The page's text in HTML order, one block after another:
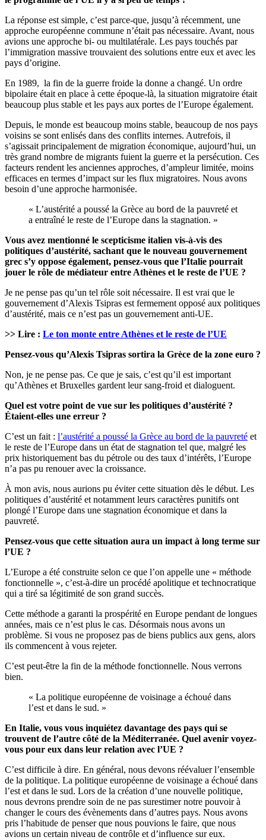
La réponse est simple, c’est parce-que, jusqu’à récemment, une
approche européenne commune n’était pas nécessaire. Avant, nous
avions une approche bi- ou multilatérale. Les pays touchés par
l’immigration massive trouvaient des solutions entre eux et avec les
pays d’origine.
En 1989, la fin de la guerre froide la donne a changé. Un ordre
bipolaire était en place à cette époque-là, la situation migratoire était
beaucoup plus stable et les pays aux portes de l’Europe également.
Depuis, le monde est beaucoup moins stable, beaucoup de nos pays
voisins se sont enlisés dans des conflits internes. Autrefois, il
s’agissait principalement de migration économique, aujourd’hui, un
très grand nombre de migrants fuient la guerre et la persécution. Ces
facteurs rendent les anciennes approches, d’ampleur limitée, moins
efficaces en termes d’impact sur les flux migratoires. Nous avons
besoin d’une approche harmonisée.
« L’austérité a poussé la Grèce au bord de la pauvreté et
a entraîné le reste de l’Europe dans la stagnation. »
Vous avez mentionné le scepticisme italien vis-à-vis des
politiques d’austérité, sachant que le nouveau gouvernement
grec s’y oppose également, pensez-vous que l’Italie pourrait
jouer le rôle de médiateur entre Athènes et le reste de l’UE ?
Je ne pense pas qu’un tel rôle soit nécessaire. Il est vrai que le
gouvernement d’Alexis Tsipras est fermement opposé aux politiques
d’austérité, mais ce n’est pas un gouvernement anti-UE.
>> Lire : Le ton monte entre Athènes et le reste de l’UE
Pensez-vous qu’Alexis Tsipras sortira la Grèce de la zone euro ?
Non, je ne pense pas. Ce que je sais, c’est qu’il est important
qu’Athènes et Bruxelles gardent leur sang-froid et dialoguent.
Quel est votre point de vue sur les politiques d’austérité ?
Étaient-elles une erreur ?
C’est un fait : l’austérité a poussé la Grèce au bord de la pauvreté et
le reste de l’Europe dans un état de stagnation tel que, malgré les
prix historiquement bas du pétrole ou des taux d’intérêts, l’Europe
n’a pas pu renouer avec la croissance.
À mon avis, nous aurions pu éviter cette situation dès le début. Les
politiques d’austérité et notamment leurs caractères punitifs ont
plongé l’Europe dans une stagnation économique et dans la
pauvreté.
Pensez-vous que cette situation aura un impact à long terme sur
l’UE ?
L’Europe a été construite selon ce que l’on appelle une « méthode
fonctionnelle », c’est-à-dire un procédé apolitique et technocratique
qui a tiré sa légitimité de son grand succès.
Cette méthode a garanti la prospérité en Europe pendant de longues
années, mais ce n’est plus le cas. Désormais nous avons un
problème. Si vous ne proposez pas de biens publics aux gens, alors
ils commencent à vous rejeter.
C’est peut-être la fin de la méthode fonctionnelle. Nous verrons
bien.
« La politique européenne de voisinage a échoué dans
l’est et dans le sud. »
En Italie, vous vous inquiétez davantage des pays qui se
trouvent de l’autre côté de la Méditerranée. Quel avenir voyez-
vous pour eux dans leur relation avec l’UE ?
C’est difficile à dire. En général, nous devons réévaluer l’ensemble
de la politique. La politique européenne de voisinage a échoué dans
l’est et dans le sud. Lors de la création d’une nouvelle politique,
nous devrons prendre soin de ne pas surestimer notre pouvoir à
changer le cours des évènements dans d’autres pays. Nous avons
pris l’habitude de penser que nous pouvions le faire, que nous
avions un certain niveau de contrôle et d’influence sur eux.